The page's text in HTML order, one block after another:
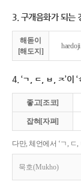
3. 구개음화가 되는
해돋이
[해도지]
haedoji
4. ‘ㄱ, ㄷ, ㅂ, ㅈ’이
좋고[조코]
잡혀[자펴]
다만, 체언에서 ‘ㄱ, ㄷ,
묵호(Mukho)